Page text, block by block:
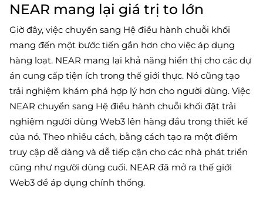
NEAR mang lại giá trị to lớn
Giờ đây, việc chuyển sang Hệ điều hành chuỗi khối
mang đến một bước tiến gần hơn cho việc áp dụng
hàng loạt. NEAR mang lại khả năng hiển thị cho các dự
án cung cấp tiện ích trong thế giới thực. Nó cũng tạo
trải nghiệm khám phá hợp lý hơn cho người dùng. Việc
NEAR chuyển sang Hệ điều hành chuỗi khối đặt trải
nghiệm người dùng Web3 lên hàng đầu trong thiết kế
của nó. Theo nhiều cách, bằng cách tạo ra một điểm
truy cập dễ dàng và dễ tiếp cận cho các nhà phát triển
cũng như người dùng cuối. NEAR đã mở ra thế giới
Web3 để áp dụng chính thống.